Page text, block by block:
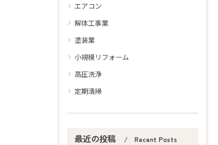
エアコン
解体工事業
塗装業
小規模リフォーム
高圧洗浄
定期清掃
最近の投稿 Recent Posts